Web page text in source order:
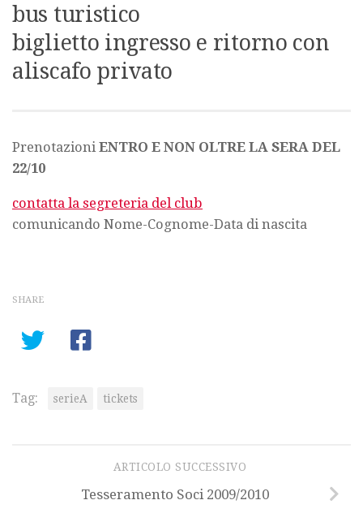
bus turistico
biglietto ingresso e ritorno con
aliscafo privato
PrenotazioniENTRO E NON OLTRE LA SERA DEL
22/10
contatta la segreteria del club
comunicando Nome-Cognome-Data di nascita
SHARE
Tag: serieA tickets
ARTICOLO SUCCESSIVO
Tesseramento Soci 2009/2010